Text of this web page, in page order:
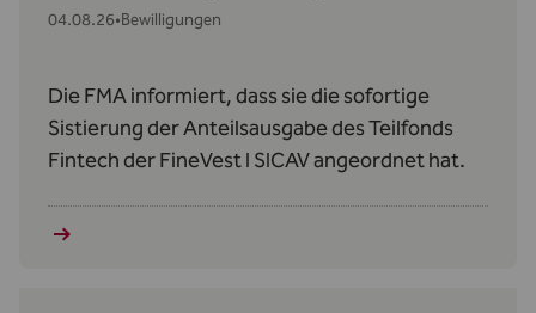
04.08.26•Bewilligungen
Die FMA informiert, dass sie die sofortige
Sistierung der Anteilsausgabe des Teilfonds
Fintech der FineVest I SICAV angeordnet hat.